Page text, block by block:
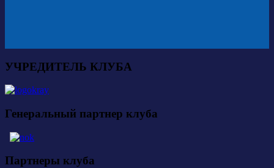
УЧРЕДИТЕЛЬ КЛУБА
Генеральный партнер клуба
Партнеры клуба